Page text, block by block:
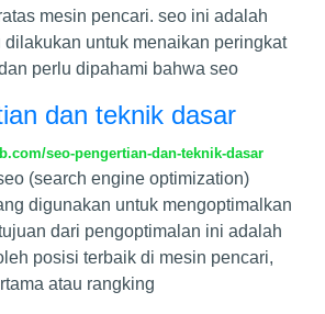
mesin pencari. seo ini adalah
dilakukan untuk menaikan peringkat
perlu dipahami bahwa seo
dan teknik dasar
seo-pengertian-dan-teknik-dasar
(search engine optimization)
digunakan untuk mengoptimalkan
dari pengoptimalan ini adalah
posisi terbaik di mesin pencari,
atau rangking